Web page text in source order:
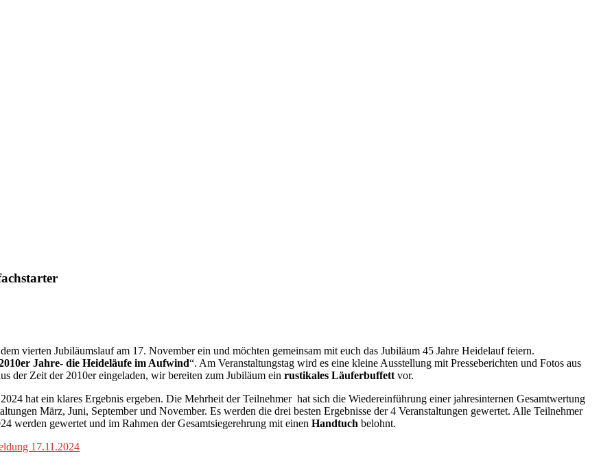
vierten Jubiläumslauf am 17. November ein und möchten gemeinsam mit euch das Jubiläum 45 Jahre Heidelauf feiern.
Jahre- die Heideläufe im Aufwind“. Am Veranstaltungstag wird es eine kleine Ausstellung mit Presseberichten und Fotos aus
der Zeit der 2010er eingeladen, wir bereiten zum Jubiläum ein rustikales Läuferbuffett vor.
hat ein klares Ergebnis ergeben. Die Mehrheit der Teilnehmer hat sich die Wiedereinführung einer jahresinternen Gesamtwertung
März, Juni, September und November. Es werden die drei besten Ergebnisse der 4 Veranstaltungen gewertet. Alle Teilnehmer
werden gewertet und im Rahmen der Gesamtsiegerehrung mit einen Handtuch belohnt.
17.11.2024